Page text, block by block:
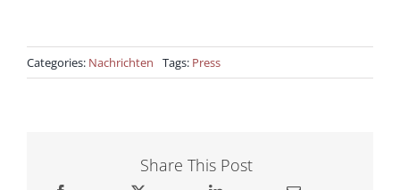
Categories: Nachrichten Tags: Press
Share This Post